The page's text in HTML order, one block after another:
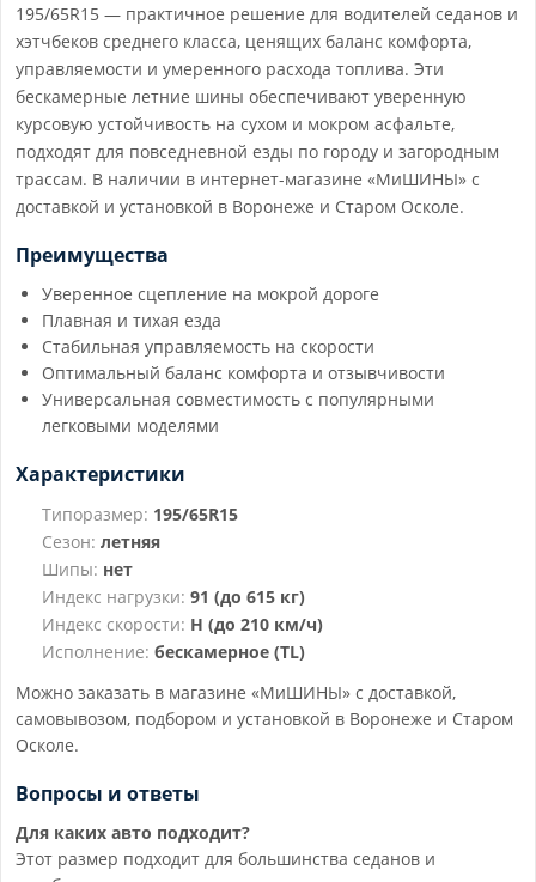
195/65R15 — практичное решение для водителей седанов и
хэтчбеков среднего класса, ценящих баланс комфорта,
управляемости и умеренного расхода топлива. Эти
бескамерные летние шины обеспечивают уверенную
курсовую устойчивость на сухом и мокром асфальте,
подходят для повседневной езды по городу и загородным
трассам. В наличии в интернет-магазине «МиШИНЫ» с
доставкой и установкой в Воронеже и Старом Осколе.
Преимущества
Уверенное сцепление на мокрой дороге
Плавная и тихая езда
Стабильная управляемость на скорости
Оптимальный баланс комфорта и отзывчивости
Универсальная совместимость с популярными
легковыми моделями
Характеристики
Типоразмер: 195/65R15
Сезон: летняя
Шипы: нет
Индекс нагрузки: 91 (до 615 кг)
Индекс скорости: H (до 210 км/ч)
Исполнение: бескамерное (TL)
Можно заказать в магазине «МиШИНЫ» с доставкой,
самовывозом, подбором и установкой в Воронеже и Старом
Осколе.
Вопросы и ответы
Для каких авто подходит?
Этот размер подходит для большинства седанов и